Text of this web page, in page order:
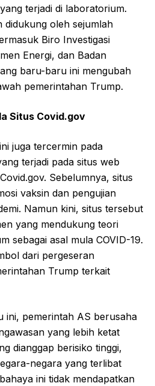
terjadi di laboratorium.
didukung oleh sejumlah
Biro Investigasi
Energi, dan Badan
baru-baru ini mengubah
pemerintahan Trump.
Situs Covid.gov
juga tercermin pada
terjadi pada situs web
Sebelumnya, situs
vaksin dan pengujian
Namun kini, situs tersebut
yang mendukung teori
sebagai asal mula COVID-19.
dari pergeseran
Trump terkait
ini, pemerintah AS berusaha
yang lebih ketat
dianggap berisiko tinggi,
negara yang terlibat
ini tidak mendapatkan